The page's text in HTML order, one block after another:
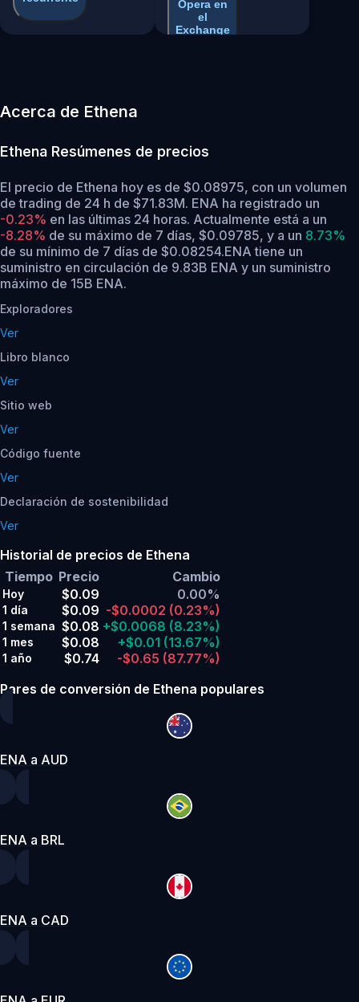
Opera en
el
Exchange
Acerca de Ethena
Ethena Resúmenes de precios
El precio de Ethena hoy es de $0.08975, con un volumen
de trading de 24 h de $71.83M. ENA ha registrado un
-0.23% en las últimas 24 horas. Actualmente está a un
-8.28% de su máximo de 7 días, $0.09785, y a un 8.73%
de su mínimo de 7 días de $0.08254.ENA tiene un
suministro en circulación de 9.83B ENA y un suministro
máximo de 15B ENA.
Exploradores
Ver
Libro blanco
Ver
Sitio web
Ver
Código fuente
Ver
Declaración de sostenibilidad
Ver
Historial de precios de Ethena
Tiempo Precio Cambio
Hoy $0.09 0.00%
1 día $0.09 -$0.0002 (0.23%)
1 semana $0.08 +$0.0068 (8.23%)
1 mes $0.08 +$0.01 (13.67%)
1 año $0.74 -$0.65 (87.77%)
Pares de conversión de Ethena populares
ENA a AUD
ENA a BRL
ENA a CAD